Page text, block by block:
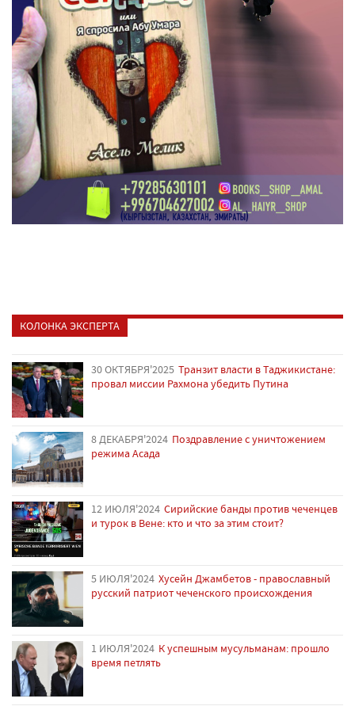
КОЛОНКА ЭКСПЕРТА
30 ОКТЯБРЯ'2025 Транзит власти в Таджикистане:
провал миссии Рахмона убедить Путина
8 ДЕКАБРЯ'2024 Поздравление с уничтожением
режима Асада
12 ИЮЛЯ'2024 Сирийские банды против чеченцев
и турок в Вене: кто и что за этим стоит?
5 ИЮЛЯ'2024 Хусейн Джамбетов - православный
русский патриот чеченского происхождения
1 ИЮЛЯ'2024 К успешным мусульманам: прошло
время петлять